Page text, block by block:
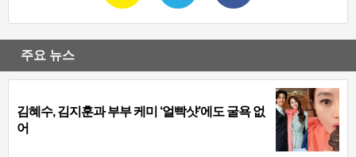
주요 뉴스
김혜수, 김지훈과 부부 케미 ‘얼빡샷’에도 굴욕 없
어